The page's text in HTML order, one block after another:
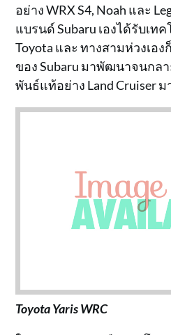
อย่าง WRX S4, Noah และ
แบรนด์ Subaru เองได้รับเท
Toyota และ ทางสามห่วงเอ
ของ Subaru มาพัฒนาจนกลา
พันธ์แท้อย่าง Land Cruiser ม
Toyota Yaris WRC